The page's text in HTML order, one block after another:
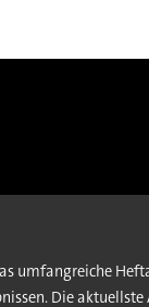
umfangreiche
Die aktuellste